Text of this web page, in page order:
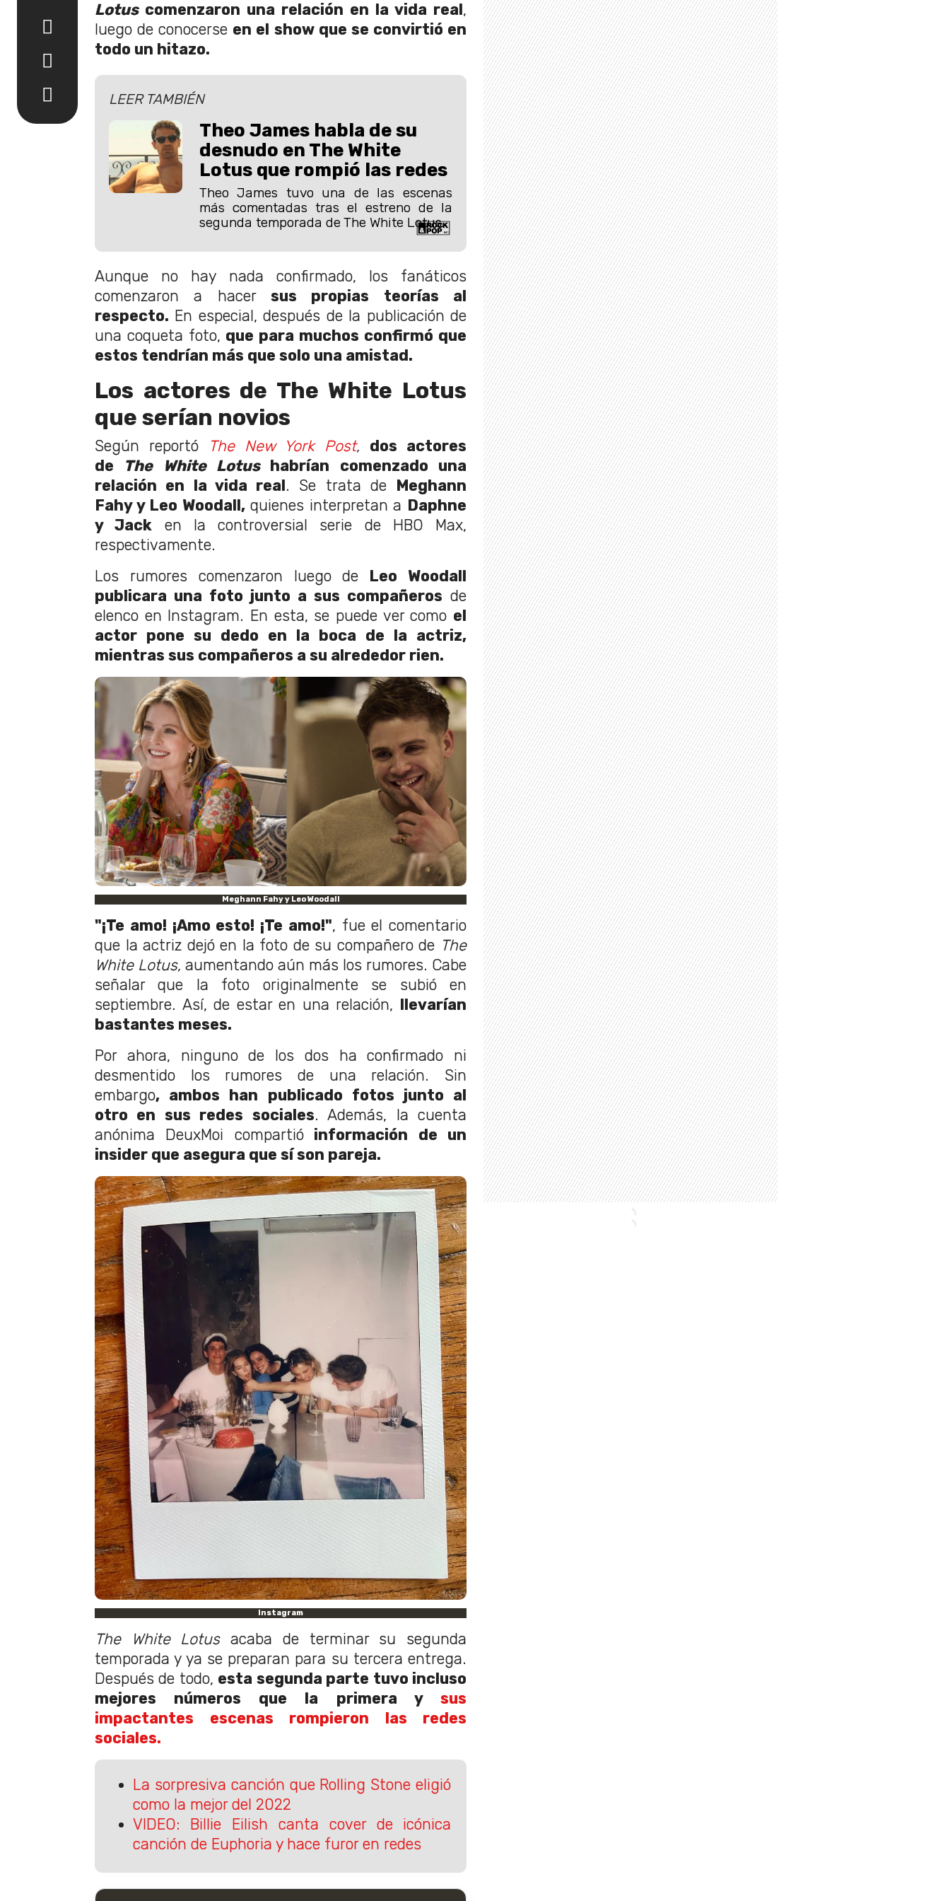
Lotus comenzaron una relación en la vida real,
luego de conocerse en el show que se convirtió en
todo un hitazo.
LEER TAMBIÉN
Theo James habla de su
desnudo en The White
Lotus que rompió las redes
Theo James tuvo una de las escenas
más comentadas tras el estreno de la
segunda temporada de The White Lotus.
Aunque no hay nada confirmado, los fanáticos
comenzaron a hacer sus propias teorías al
respecto. En especial, después de la publicación de
una coqueta foto, que para muchos confirmó que
estos tendrían más que solo una amistad.
Los actores de The White Lotus
que serían novios
Según reportó The New York Post, dos actores
de
The White Lotus habrían comenzado una
relación en la vida real. Se trata de Meghann
Fahy y Leo Woodall,quienes interpretan a Daphne
y Jack en la controversial serie de HBO Max,
respectivamente.
Los rumores comenzaron luego de Leo Woodall
publicara una foto junto a sus compañeros de
elenco en Instagram. En esta, se puede ver como el
actor pone su dedo en la boca de la actriz,
mientras sus compañeros a su alrededor rien.
Meghann Fahy y Leo Woodall
"¡Te amo! ¡Amo esto! ¡Te amo!", fue el comentario
que la actriz dejó en la foto de su compañero de The
White Lotus, aumentando aún más los rumores. Cabe
señalar que la foto originalmente se subió en
septiembre. Así, de estar en una relación, llevarían
bastantes meses.
Por ahora, ninguno de los dos ha confirmado ni
desmentido los rumores de una relación. Sin
embargo, ambos han publicado fotos junto al
otro en sus redes sociales. Además, la cuenta
anónima DeuxMoi compartióinformación de un
insider que asegura que sí son pareja.
Instagram
The White Lotusacaba de terminar su segunda
temporada y ya se preparan para su tercera entrega.
Después de todo, esta segunda parte tuvo incluso
mejores números que la primera ysus
impactantes escenas rompieron las redes
sociales.
La sorpresiva canción que Rolling Stone eligió
como la mejor del 2022
VIDEO: Billie Eilish canta cover de icónica
canción de Euphoria y hace furor en redes